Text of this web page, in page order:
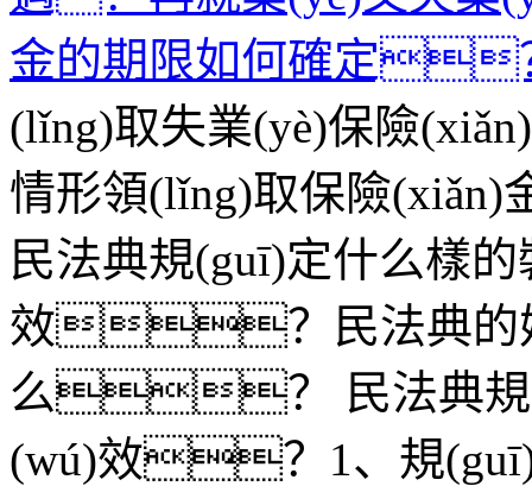
金的期限如何確定
(lǐng)取失業(yè)保險
情形領(lǐng)取保險(xiǎn)
民法典規(guī)定什么樣
效？民法典的
么？
民法典
(wú)效？1、規(guī)